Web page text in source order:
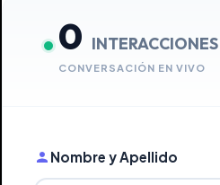
0 INTERACCIONES
CONVERSACIÓN EN VIVO
Nombre y Apellido